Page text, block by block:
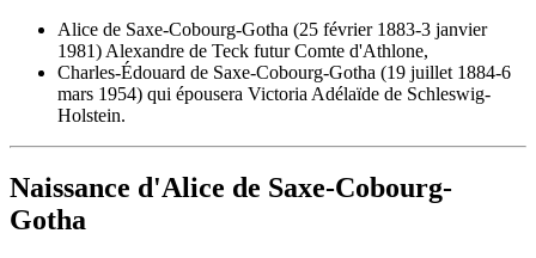
Alice de Saxe-Cobourg-Gotha (25 février 1883-3 janvier
1981) Alexandre de Teck futur Comte d'Athlone,
Charles-Édouard de Saxe-Cobourg-Gotha (19 juillet 1884-6
mars 1954) qui épousera Victoria Adélaïde de Schleswig-
Holstein.
Naissance d'Alice de Saxe-Cobourg-
Gotha